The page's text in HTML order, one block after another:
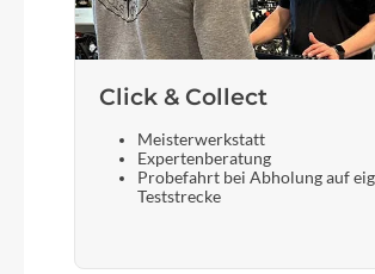
black
Vorderrad Nabe
Click & Collect
Meisterwerkstatt
Expertenberatung
Probefahrt bei Abholung auf
Teststrecke